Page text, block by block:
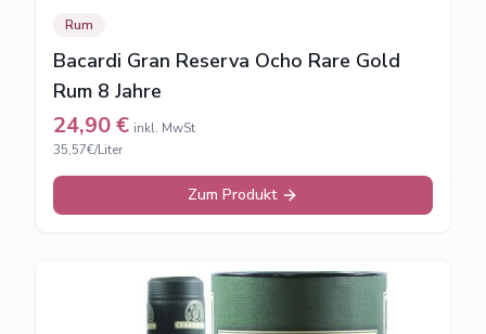
Rum
Bacardi Gran Reserva Ocho Rare Gold
Rum 8 Jahre
24,90€ inkl. MwSt
35,57€/Liter
Zum Produkt